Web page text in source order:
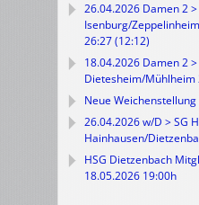
26.04.2026 Damen 2 >
Isenburg/
26:27 (12:12)
18.04.2026 Damen 2
Dietesheim/Mühlheim
Neue
26.04.2026 w/D > SG
Hainhausen/
HSG Dietzenbach
18.05.2026 19:00h